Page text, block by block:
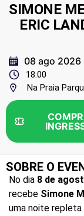
SIMONE
ERIC
08 ago 2026
18:00
Na Praia
SOBRE O
No dia 8 de
recebe Simone
uma noite